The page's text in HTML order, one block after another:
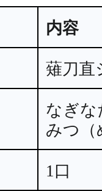
内容
薙刀直
なぎな
みつ（
1口